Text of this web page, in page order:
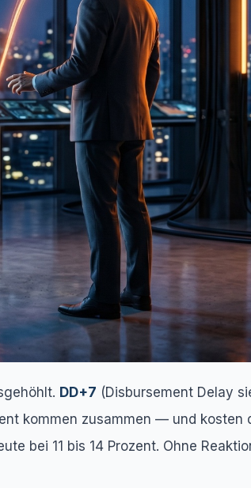
DD+7 (Disbursement Delay
kommen zusammen — und kosten
bei 11 bis 14 Prozent. Ohne